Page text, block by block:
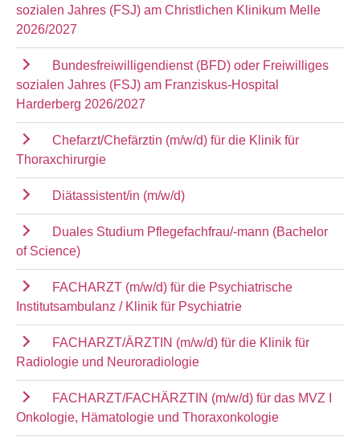
sozialen Jahres (FSJ) am Christlichen Klinikum Melle
2026/2027
Bundesfreiwilligendienst (BFD) oder Freiwilliges
sozialen Jahres (FSJ) am Franziskus-Hospital
Harderberg 2026/2027
Chefarzt/Chefärztin (m/w/d) für die Klinik für
Thoraxchirurgie
Diätassistent/in (m/w/d)
Duales Studium Pflegefachfrau/-mann (Bachelor
of Science)
FACHARZT (m/w/d) für die Psychiatrische
Institutsambulanz / Klinik für Psychiatrie
FACHARZT/ÄRZTIN (m/w/d) für die Klinik für
Radiologie und Neuroradiologie
FACHARZT/FACHÄRZTIN (m/w/d) für das MVZ I
Onkologie, Hämatologie und Thoraxonkologie